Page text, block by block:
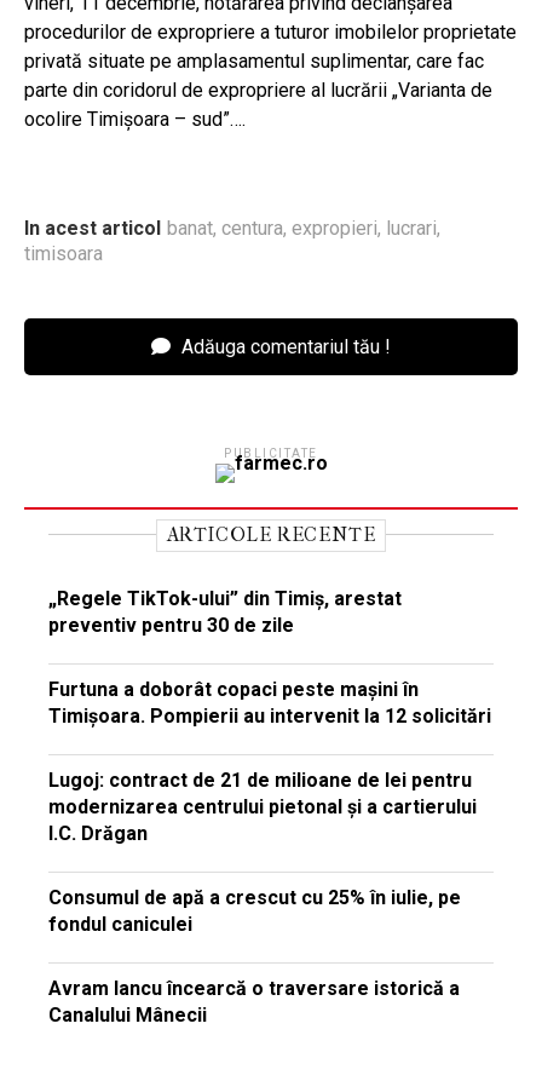
procedurilor de expropriere a tuturor imobilelor proprietate
privată situate pe amplasamentul suplimentar, care fac
parte din coridorul de expropriere al lucrării „Varianta de
ocolire Timișoara – sud”….
In acest articol banat, centura, expropieri, lucrari,
timisoara
Adăuga comentariul tău !
PUBLICITATE
ARTICOLE RECENTE
„Regele TikTok-ului” din Timiș, arestat
preventiv pentru 30 de zile
Furtuna a doborât copaci peste mașini în
Timișoara. Pompierii au intervenit la 12 solicitări
Lugoj: contract de 21 de milioane de lei pentru
modernizarea centrului pietonal și a cartierului
I.C. Drăgan
Consumul de apă a crescut cu 25% în iulie, pe
fondul caniculei
Avram Iancu încearcă o traversare istorică a
Canalului Mânecii